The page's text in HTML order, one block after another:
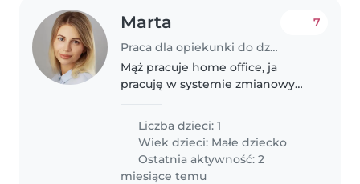
Marta
Praca dla opiekunki do dziecka w Opole
7
Mąż pracuje home office, ja
pracuję w systemie zmianowym
chcielibyśmy, by opieka
odbywała się u nas w domu, a po
wzajemnym poznaniu się i
zaufaniu sobie mogłaby..
Liczba dzieci: 1
Wiek dzieci: Małe dziecko
Ostatnia aktywność: 2
miesiące temu